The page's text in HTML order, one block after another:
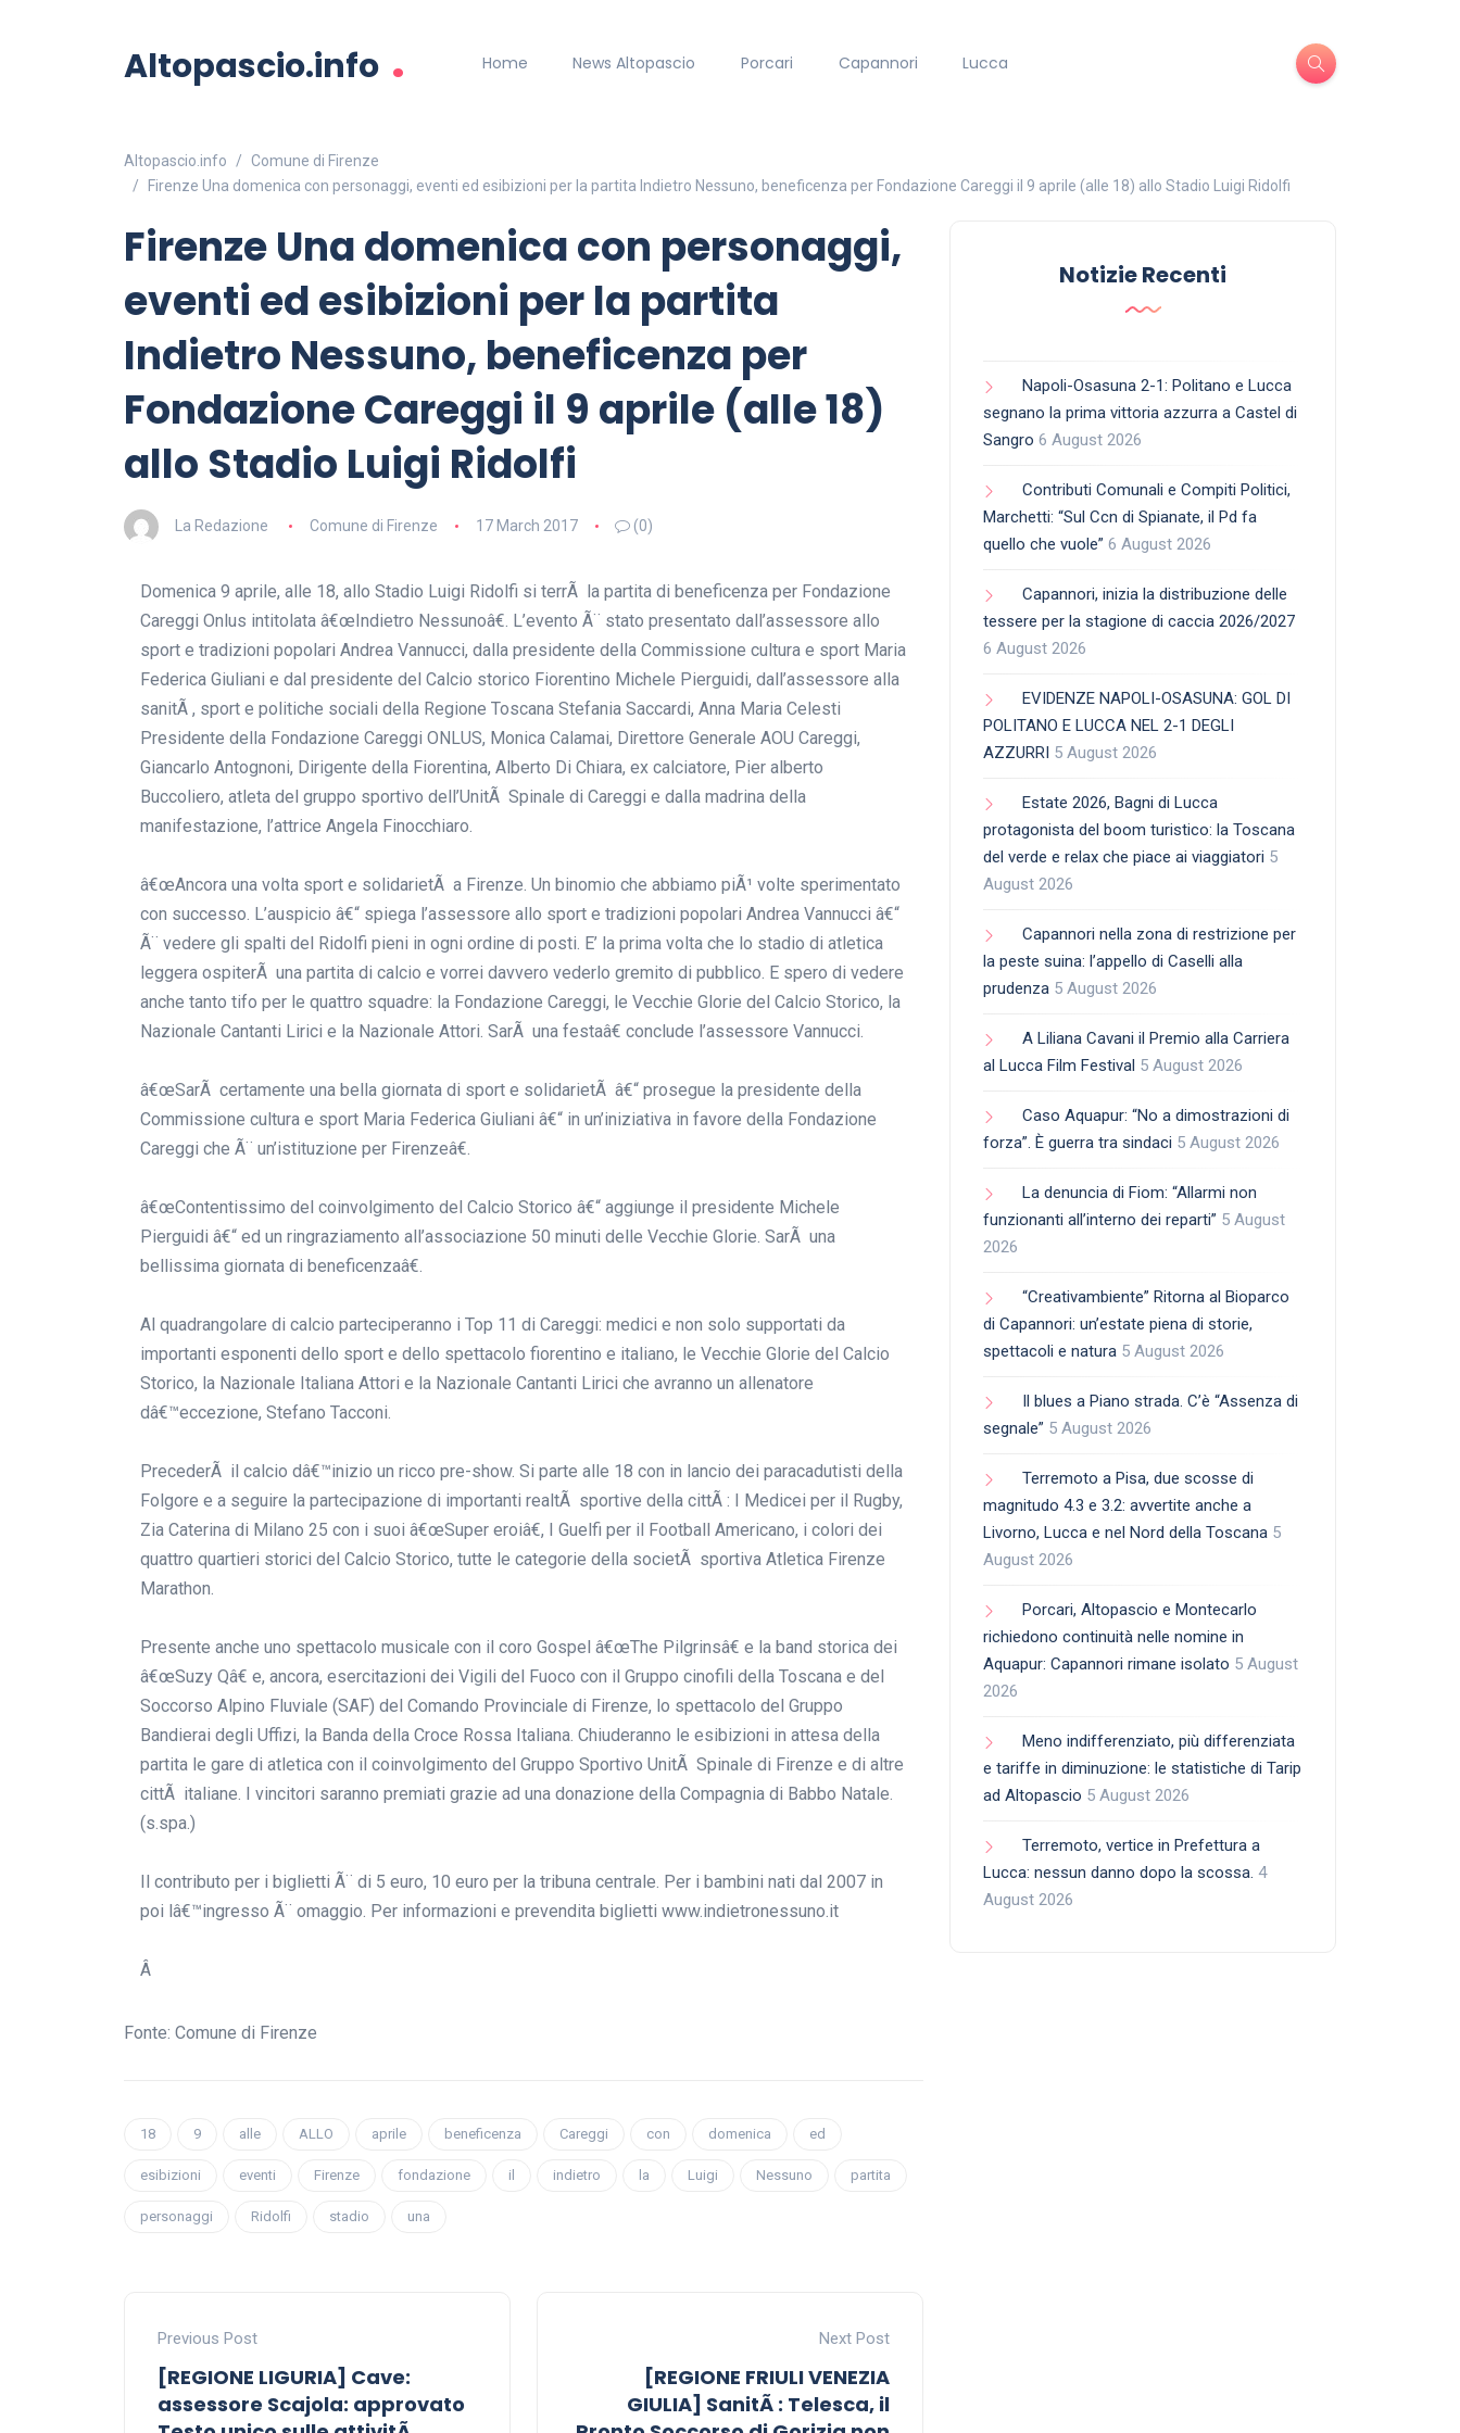
Altopascio.info . Home News Altopascio Porcari Capannori Lucca
Altopascio.info
Comune di Firenze
Firenze Una domenica con personaggi, eventi ed esibizioni per la partita Indietro Nessuno, beneficenza per Fondazione Careggi il 9 aprile (alle 18) allo Stadio Luigi Ridolfi
Firenze Una domenica con personaggi,
eventi ed esibizioni per la partita
Indietro Nessuno, beneficenza per
Fondazione Careggi il 9 aprile (alle 18)
allo Stadio Luigi Ridolfi
La Redazione Comune di Firenze 17 March 2017 (0)
Domenica 9 aprile, alle 18, allo Stadio Luigi Ridolfi si terrÃ la partita di beneficenza per Fondazione
Careggi Onlus intitolata â€œIndietro Nessunoâ€. L’evento Ã¨ stato presentato dall’assessore allo
sport e tradizioni popolari Andrea Vannucci, dalla presidente della Commissione cultura e sport Maria
Federica Giuliani e dal presidente del Calcio storico Fiorentino Michele Pierguidi, dall’assessore alla
sanitÃ , sport e politiche sociali della Regione Toscana Stefania Saccardi, Anna Maria Celesti
Presidente della Fondazione Careggi ONLUS, Monica Calamai, Direttore Generale AOU Careggi,
Giancarlo Antognoni, Dirigente della Fiorentina, Alberto Di Chiara, ex calciatore, Pier alberto
Buccoliero, atleta del gruppo sportivo dell’UnitÃ Spinale di Careggi e dalla madrina della
manifestazione, l’attrice Angela Finocchiaro.
â€œAncora una volta sport e solidarietÃ a Firenze. Un binomio che abbiamo piÃ¹ volte sperimentato
con successo. L’auspicio â€“ spiega l’assessore allo sport e tradizioni popolari Andrea Vannucci â€“
Ã¨ vedere gli spalti del Ridolfi pieni in ogni ordine di posti. E’ la prima volta che lo stadio di atletica
leggera ospiterÃ una partita di calcio e vorrei davvero vederlo gremito di pubblico. E spero di vedere
anche tanto tifo per le quattro squadre: la Fondazione Careggi, le Vecchie Glorie del Calcio Storico, la
Nazionale Cantanti Lirici e la Nazionale Attori. SarÃ una festaâ€ conclude l’assessore Vannucci.
â€œSarÃ certamente una bella giornata di sport e solidarietÃ â€“ prosegue la presidente della
Commissione cultura e sport Maria Federica Giuliani â€“ in un’iniziativa in favore della Fondazione
Careggi che Ã¨ un’istituzione per Firenzeâ€.
â€œContentissimo del coinvolgimento del Calcio Storico â€“ aggiunge il presidente Michele
Pierguidi â€“ ed un ringraziamento all’associazione 50 minuti delle Vecchie Glorie. SarÃ una
bellissima giornata di beneficenzaâ€.
Al quadrangolare di calcio parteciperanno i Top 11 di Careggi: medici e non solo supportati da
importanti esponenti dello sport e dello spettacolo fiorentino e italiano, le Vecchie Glorie del Calcio
Storico, la Nazionale Italiana Attori e la Nazionale Cantanti Lirici che avranno un allenatore
dâ€™eccezione, Stefano Tacconi.
PrecederÃ il calcio dâ€™inizio un ricco pre-show. Si parte alle 18 con in lancio dei paracadutisti della
Folgore e a seguire la partecipazione di importanti realtÃ sportive della cittÃ : I Medicei per il Rugby,
Zia Caterina di Milano 25 con i suoi â€œSuper eroiâ€, I Guelfi per il Football Americano, i colori dei
quattro quartieri storici del Calcio Storico, tutte le categorie della societÃ sportiva Atletica Firenze
Marathon.
Presente anche uno spettacolo musicale con il coro Gospel â€œThe Pilgrinsâ€ e la band storica dei
â€œSuzy Qâ€ e, ancora, esercitazioni dei Vigili del Fuoco con il Gruppo cinofili della Toscana e del
Soccorso Alpino Fluviale (SAF) del Comando Provinciale di Firenze, lo spettacolo del Gruppo
Bandierai degli Uffizi, la Banda della Croce Rossa Italiana. Chiuderanno le esibizioni in attesa della
partita le gare di atletica con il coinvolgimento del Gruppo Sportivo UnitÃ Spinale di Firenze e di altre
cittÃ italiane. I vincitori saranno premiati grazie ad una donazione della Compagnia di Babbo Natale.
(s.spa.)
Il contributo per i biglietti Ã¨ di 5 euro, 10 euro per la tribuna centrale. Per i bambini nati dal 2007 in
poi lâ€™ingresso Ã¨ omaggio. Per informazioni e prevendita biglietti www.indietronessuno.it
Â
Fonte: Comune di Firenze
18 9 alle ALLO aprile beneficenza Careggi con domenica ed
esibizioni eventi Firenze fondazione il indietro la Luigi Nessuno partita
personaggi Ridolfi stadio una
Previous Post
[REGIONE LIGURIA] Cave:
assessore Scajola: approvato
Next Post
[REGIONE FRIULI VENEZIA
GIULIA] SanitÃ : Telesca, il
Notizie Recenti
Napoli-Osasuna 2-1: Politano e Lucca
segnano la prima vittoria azzurra a Castel di
Sangro 6 August 2026
Contributi Comunali e Compiti Politici,
Marchetti: “Sul Ccn di Spianate, il Pd fa
quello che vuole” 6 August 2026
Capannori, inizia la distribuzione delle
tessere per la stagione di caccia 2026/2027
6 August 2026
EVIDENZE NAPOLI-OSASUNA: GOL DI
POLITANO E LUCCA NEL 2-1 DEGLI
AZZURRI 5 August 2026
Estate 2026, Bagni di Lucca
protagonista del boom turistico: la Toscana
del verde e relax che piace ai viaggiatori 5
August 2026
Capannori nella zona di restrizione per
la peste suina: l’appello di Caselli alla
prudenza 5 August 2026
A Liliana Cavani il Premio alla Carriera
al Lucca Film Festival 5 August 2026
Caso Aquapur: “No a dimostrazioni di
forza”. È guerra tra sindaci 5 August 2026
La denuncia di Fiom: “Allarmi non
funzionanti all’interno dei reparti” 5 August
2026
“Creativambiente” Ritorna al Bioparco
di Capannori: un’estate piena di storie,
spettacoli e natura 5 August 2026
Il blues a Piano strada. C’è “Assenza di
segnale” 5 August 2026
Terremoto a Pisa, due scosse di
magnitudo 4.3 e 3.2: avvertite anche a
Livorno, Lucca e nel Nord della Toscana 5
August 2026
Porcari, Altopascio e Montecarlo
richiedono continuità nelle nomine in
Aquapur: Capannori rimane isolato 5 August
2026
Meno indifferenziato, più differenziata
e tariffe in diminuzione: le statistiche di Tarip
ad Altopascio 5 August 2026
Terremoto, vertice in Prefettura a
Lucca: nessun danno dopo la scossa. 4
August 2026